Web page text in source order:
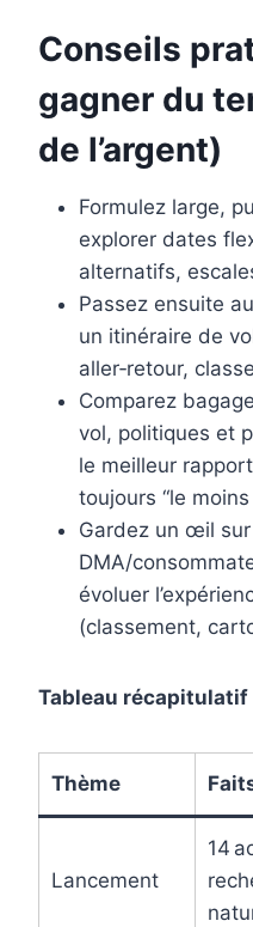
Conseils
gagner du
de l’argent)
Formulez large,
explorer dates
alternatifs,
Passez ensuite
un itinéraire de
aller‑retour,
Comparez
vol, politiques et
le meilleur
toujours “le moins
Gardez un œil
DMA/
évoluer
(classement,
Tableau récapitulatif
Thème
Lancement
14